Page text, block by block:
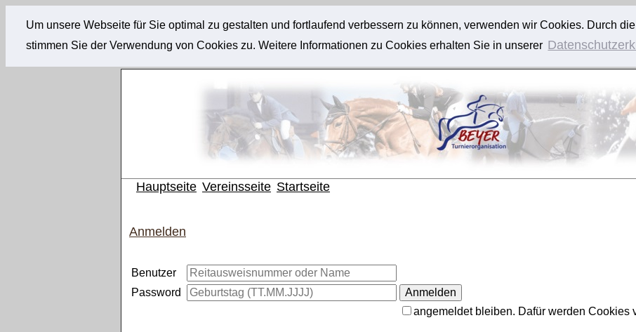
Um unsere Webseite für Sie optimal zu gestalten und fortlaufend verbessern zu können, verwenden wir Cookies. Durch
stimmen Sie der Verwendung von Cookies zu. Weitere Informationen zu Cookies erhalten Sie in unserer
Hauptseite Vereinsseite Startseite
Anmelden
Benutzer
Password
angemeldet bleiben. Dafür werden Cookies